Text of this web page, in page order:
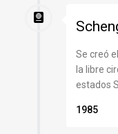
Se creó
la libre
estados
1985